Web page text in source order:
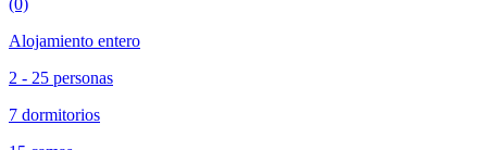
(0)
Alojamiento entero
2 - 25 personas
7 dormitorios